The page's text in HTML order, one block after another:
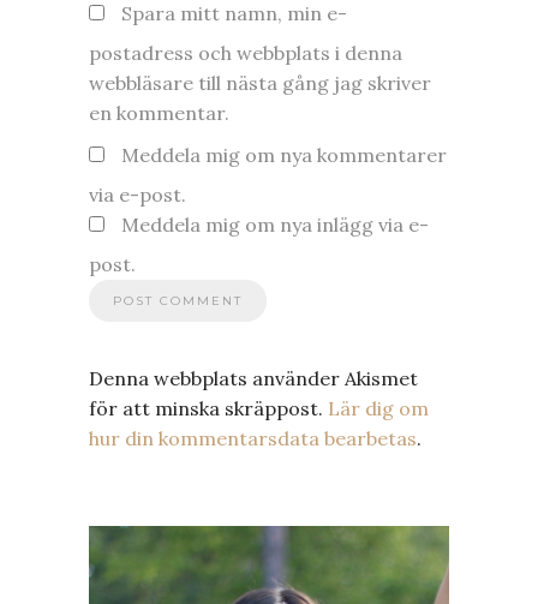
Spara mitt namn, min e-
postadress och webbplats i denna
webbläsare till nästa gång jag skriver
en kommentar.
Meddela mig om nya kommentarer
via e-post.
Meddela mig om nya inlägg via e-
post.
Denna webbplats använder Akismet
för att minska skräppost. Lär dig om
hur din kommentarsdata bearbetas.